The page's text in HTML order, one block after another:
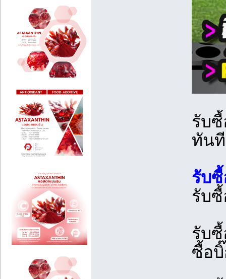
รับ
ทัน
รับ
รับซื้
รับ
ซื้อ